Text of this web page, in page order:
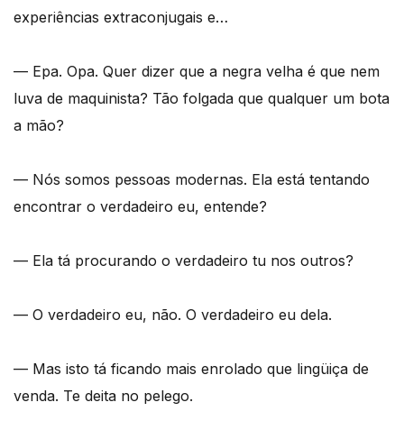
experiências extraconjugais e…
— Epa. Opa. Quer dizer que a negra velha é que nem
luva de maquinista? Tão folgada que qualquer um bota
a mão?
— Nós somos pessoas modernas. Ela está tentando
encontrar o verdadeiro eu, entende?
— Ela tá procurando o verdadeiro tu nos outros?
— O verdadeiro eu, não. O verdadeiro eu dela.
— Mas isto tá ficando mais enrolado que lingüiça de
venda. Te deita no pelego.